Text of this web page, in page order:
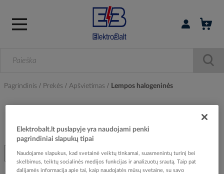
Prisijungti /
Pagrindinis Prekės Apšvietimas Lempos halogeninės
Lempos halogeninės
Filtras
Elektrobalt.lt puslapyje yra naudojami penki
pagrindiniai slapukų tipai
Naudojame slapukus, kad svetainė veiktų tinkamai, suasmenintų turinį bei
skelbimus, teiktų socialinės medijos funkcijas ir analizuotų srautą. Taip pat
dalijamės informacija apie tai, kaip naudojatės mūsų svetaine, su savo